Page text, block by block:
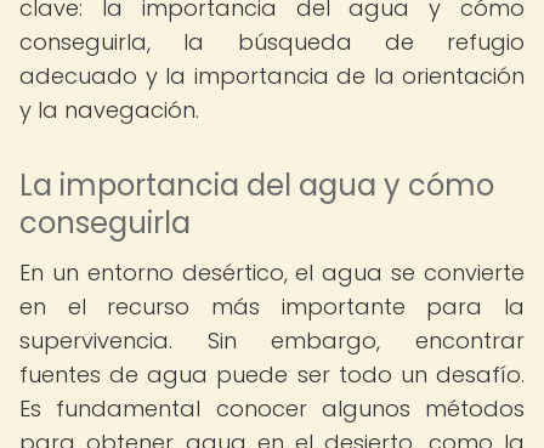
clave: la importancia del agua y cómo
conseguirla, la búsqueda de refugio
adecuado y la importancia de la orientación
y la navegación.
La importancia del agua y cómo
conseguirla
En un entorno desértico, el agua se convierte
en el recurso más importante para la
supervivencia. Sin embargo, encontrar
fuentes de agua puede ser todo un desafío.
Es fundamental conocer algunos métodos